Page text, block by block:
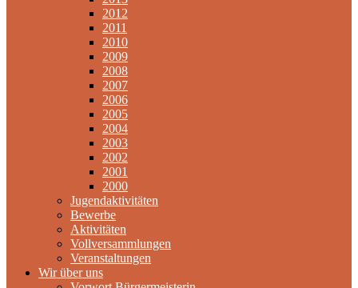
2012
2011
2010
2009
2008
2007
2006
2005
2004
2003
2002
2001
2000
Jugendaktivitäten
Bewerbe
Aktivitäten
Vollversammlungen
Veranstaltungen
Wir über uns